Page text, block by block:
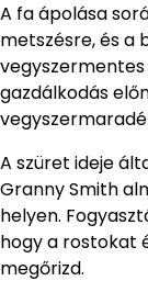
A fa ápolása
metszésre, és a
vegyszermentes
gazdálkodás
A szüret ideje
Granny Smith
helyen.
hogy a rostokat
megőrizd.